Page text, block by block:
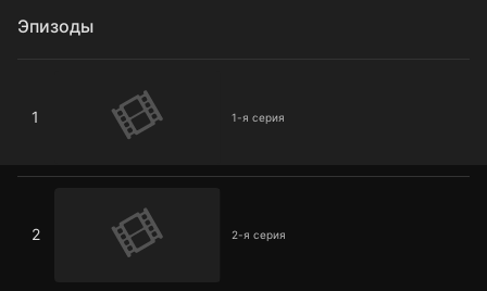
Эпизоды
1 1-я серия
2 2-я серия